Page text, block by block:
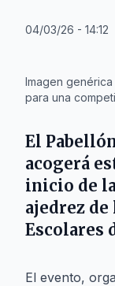
04/03/26 - 14:12
Imagen
para una
El
acogerá
inicio de
ajedrez de
Escolares
El evento,